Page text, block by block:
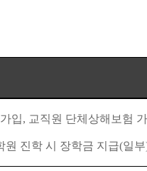
입, 교직원 단체상해보험
원 진학 시 장학금 지급(일부